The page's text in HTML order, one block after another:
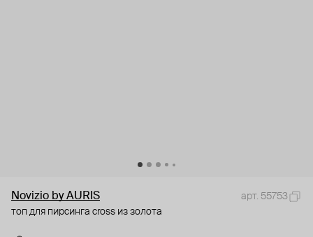
Novizio by AURIS
арт. 55753
топ для пирсинга cross из золота